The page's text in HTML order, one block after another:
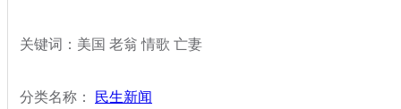
关键词：美国 老翁 情歌 亡妻
分类名称： 民生新闻